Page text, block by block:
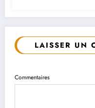
LAISSER UN
Commentaires